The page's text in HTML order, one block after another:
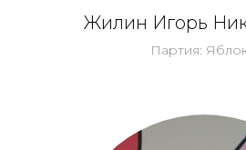
Жилин Игорь
Партия: